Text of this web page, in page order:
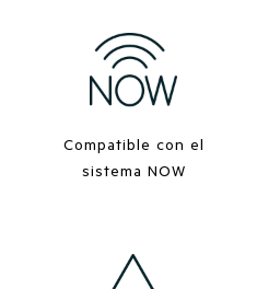
Compatible con el
sistema NOW